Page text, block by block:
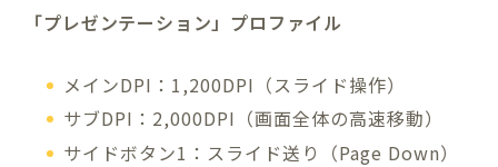
「プレゼンテーション」プロファイル
メインDPI：1,200DPI（スライド操作）
サブDPI：2,000DPI（画面全体の高速移動）
サイドボタン1：スライド送り（Page Down）